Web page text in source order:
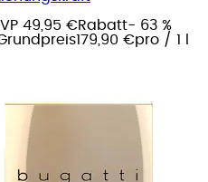
49,95 €Rabatt- 63 %
179,90 €pro / 1 l